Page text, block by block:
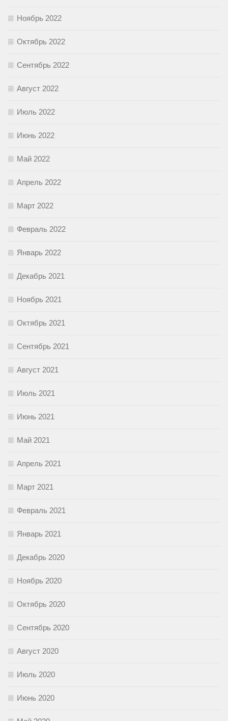
Ноябрь 2022
Октябрь 2022
Сентябрь 2022
Август 2022
Июль 2022
Июнь 2022
Май 2022
Апрель 2022
Март 2022
Февраль 2022
Январь 2022
Декабрь 2021
Ноябрь 2021
Октябрь 2021
Сентябрь 2021
Август 2021
Июль 2021
Июнь 2021
Май 2021
Апрель 2021
Март 2021
Февраль 2021
Январь 2021
Декабрь 2020
Ноябрь 2020
Октябрь 2020
Сентябрь 2020
Август 2020
Июль 2020
Июнь 2020